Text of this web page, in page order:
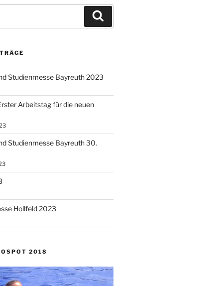
Studienmesse Bayreuth 2023
Arbeitstag für die neuen
Studienmesse Bayreuth 30.
Hollfeld 2023
2018